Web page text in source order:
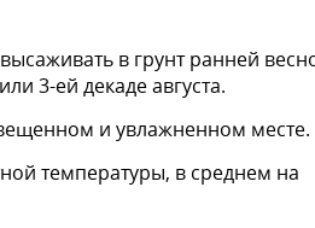
в грунт ранней
3-ей декаде августа.
и увлажненном месте.
температуры, в среднем на